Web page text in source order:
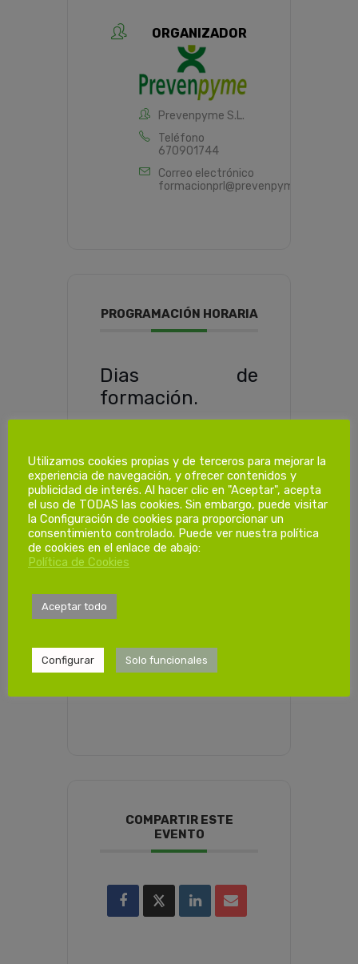
ORGANIZADOR
Prevenpyme S.L.
Teléfono
670901744
Correo electrónico
formacionprl@prevenpyme.es
PROGRAMACIÓN HORARIA
Dias de
formación.
Viernes 21/02/2025
de 15:00 a 19:30h
2ª Sesión
Sábado 21/02/2025
de 08:00 a 13:00h
4ª Sesión
COMPARTIR ESTE
EVENTO
Utilizamos cookies propias y de terceros para mejorar la
experiencia de navegación, y ofrecer contenidos y
publicidad de interés. Al hacer clic en "Aceptar", acepta
el uso de TODAS las cookies. Sin embargo, puede visitar
la Configuración de cookies para proporcionar un
consentimiento controlado. Puede ver nuestra política
de cookies en el enlace de abajo:
Política de Cookies
Aceptar todo
Configurar Solo funcionales